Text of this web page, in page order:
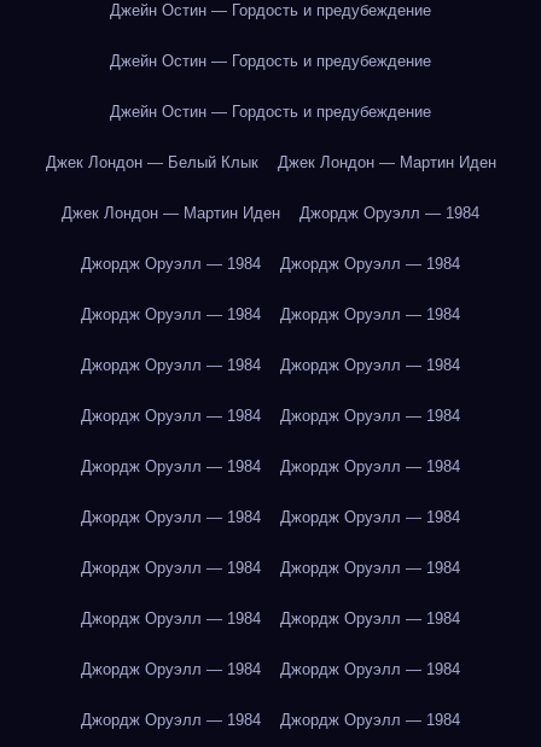
Джейн Остин — Гордость и предубеждение
Джейн Остин — Гордость и предубеждение
Джейн Остин — Гордость и предубеждение
Джек Лондон — Белый Клык Джек Лондон — Мартин Иден
Джек Лондон — Мартин Иден Джордж Оруэлл — 1984
Джордж Оруэлл — 1984 Джордж Оруэлл — 1984
Джордж Оруэлл — 1984 Джордж Оруэлл — 1984
Джордж Оруэлл — 1984 Джордж Оруэлл — 1984
Джордж Оруэлл — 1984 Джордж Оруэлл — 1984
Джордж Оруэлл — 1984 Джордж Оруэлл — 1984
Джордж Оруэлл — 1984 Джордж Оруэлл — 1984
Джордж Оруэлл — 1984 Джордж Оруэлл — 1984
Джордж Оруэлл — 1984 Джордж Оруэлл — 1984
Джордж Оруэлл — 1984 Джордж Оруэлл — 1984
Джордж Оруэлл — 1984 Джордж Оруэлл — 1984